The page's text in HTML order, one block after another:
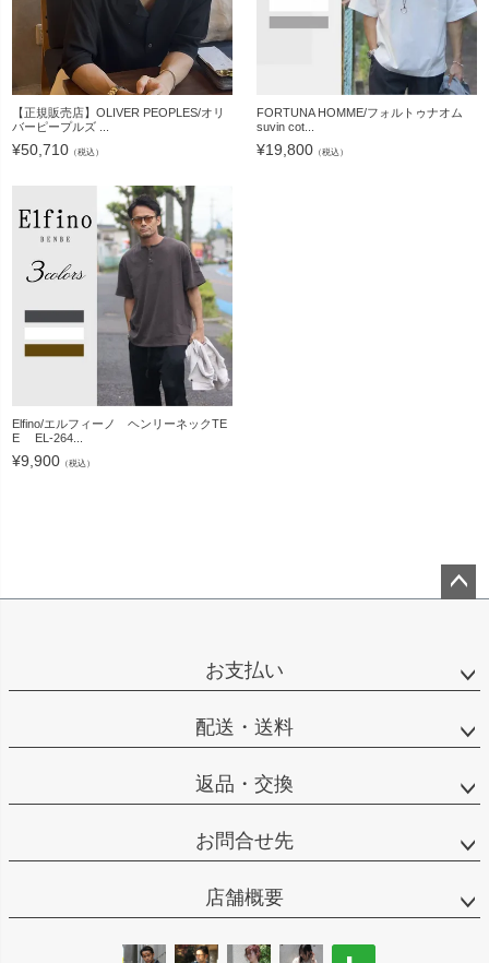
【正規販売店】OLIVER PEOPLES/オリ
バーピープルズ ...
¥50,710 （税込）
FORTUNA HOMME/フォルトゥナオム
suvin cot...
¥19,800 （税込）
Elfino/エルフィーノ ヘンリーネックTE
E EL-264...
¥9,900 （税込）
お支払い
配送・送料
返品・交換
お問合せ先
店舗概要